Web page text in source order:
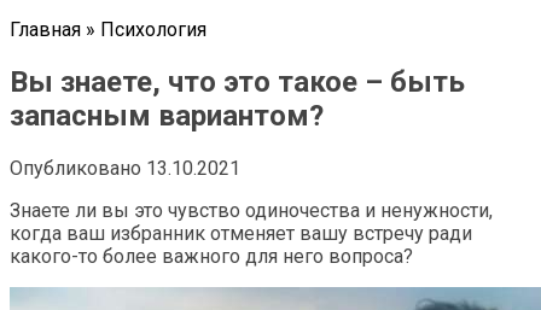
Главная » Психология
Вы знаете, что это такое – быть
запасным вариантом?
Опубликовано 13.10.2021
Знаете ли вы это чувство одиночества и ненужности,
когда ваш избранник отменяет вашу встречу ради
какого-то более важного для него вопроса?